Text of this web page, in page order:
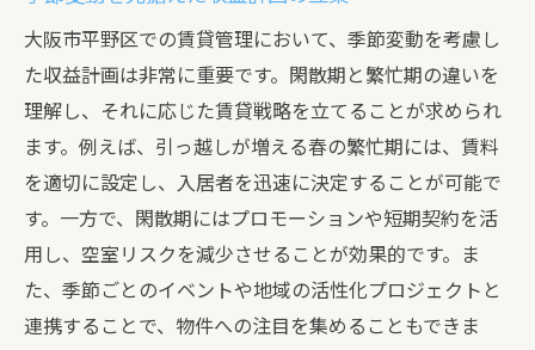
大阪市平野区での賃貸管理において、季節変動を考慮し
た収益計画は非常に重要です。閑散期と繁忙期の違いを
理解し、それに応じた賃貸戦略を立てることが求められ
ます。例えば、引っ越しが増える春の繁忙期には、賃料
を適切に設定し、入居者を迅速に決定することが可能で
す。一方で、閑散期にはプロモーションや短期契約を活
用し、空室リスクを減少させることが効果的です。ま
た、季節ごとのイベントや地域の活性化プロジェクトと
連携することで、物件への注目を集めることもできま